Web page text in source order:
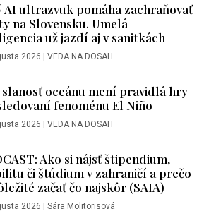
AI ultrazvuk pomáha zachraňovať
na Slovensku. Umelá
už jazdí aj v sanitkách
2026 | VEDA NA DOSAH
slanosť oceánu mení pravidlá hry
fenoménu El Niño
2026 | VEDA NA DOSAH
Ako si nájsť štipendium,
či štúdium v zahraničí a prečo
začať čo najskôr (SAIA)
2026 | Sára Molitorisová